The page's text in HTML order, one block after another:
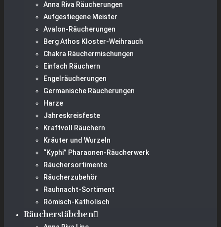
Anna Riva Räucherungen
Aufgestiegene Meister
Avalon-Räucherungen
Berg Athos Kloster-Weihrauch
Chakra Räuchermischungen
Einfach Räuchern
Engelräucherungen
Germanische Räucherungen
Harze
Jahreskreisfeste
Kraftvoll Räuchern
Kräuter und Wurzeln
“Kyphi” Pharaonen-Räucherwerk
Räuchersortimente
Räucherzubehör
Rauhnacht-Sortiment
Römisch-Katholisch
Räucherstäbchen